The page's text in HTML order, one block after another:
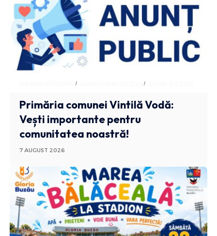
ADMINISTRATIV ANUNTURI BUZAU
Primăria comunei Vintilă Vodă:
Vești importante pentru
comunitatea noastră!
7 AUGUST 2026